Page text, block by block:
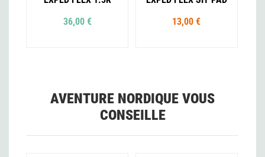
36,00 €
13,00 €
AVENTURE NORDIQUE VOUS
CONSEILLE